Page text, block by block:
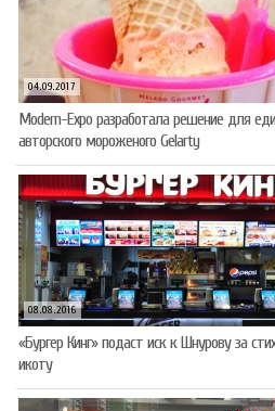
04.09.2017
Modern-Expo разработала решение для
авторского мороженого Gelarty
08.08.2016
«Бургер Кинг» подаст иск к Шнурову за
икоту